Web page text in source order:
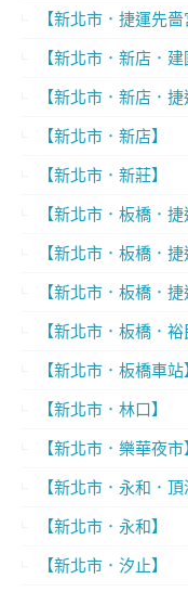
【新北市．捷運先嗇
【新北市．新店．建
【新北市．新店．
【新北市．新店】
【新北市．新莊】
【新北市．板橋．捷
【新北市．板橋．捷
【新北市．板橋．捷
【新北市．板橋．裕
【新北市．板橋車站】
【新北市．林口】
【新北市．樂華夜市】
【新北市．永和．頂
【新北市．永和】
【新北市．汐止】